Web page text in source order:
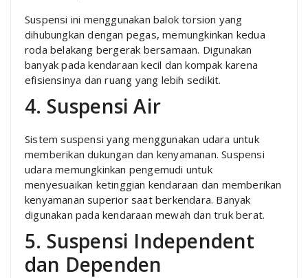
Suspensi ini menggunakan balok torsion yang
dihubungkan dengan pegas, memungkinkan kedua
roda belakang bergerak bersamaan. Digunakan
banyak pada kendaraan kecil dan kompak karena
efisiensinya dan ruang yang lebih sedikit.
4. Suspensi Air
Sistem suspensi yang menggunakan udara untuk
memberikan dukungan dan kenyamanan. Suspensi
udara memungkinkan pengemudi untuk
menyesuaikan ketinggian kendaraan dan memberikan
kenyamanan superior saat berkendara. Banyak
digunakan pada kendaraan mewah dan truk berat.
5. Suspensi Independent
dan Dependen